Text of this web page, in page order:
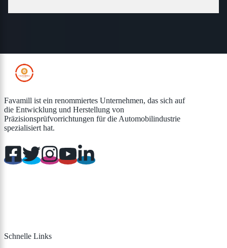
Favamill ist ein renommiertes Unternehmen, das sich auf
die Entwicklung und Herstellung von
Präzisionsprüfvorrichtungen für die Automobilindustrie
spezialisiert hat.
Schnelle Links